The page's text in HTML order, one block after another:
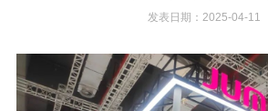
发表日期：2025-04-11